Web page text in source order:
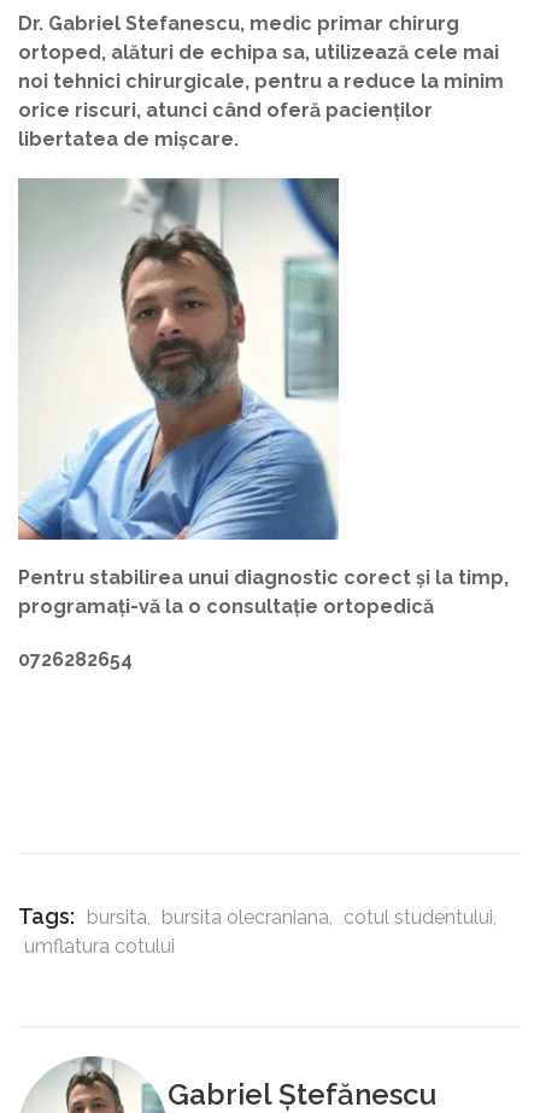
Dr. Gabriel Stefanescu, medic primar chirurg
ortoped, alături de echipa sa, utilizează cele mai
noi tehnici chirurgicale, pentru a reduce la minim
orice riscuri, atunci când oferă pacienților
libertatea de mișcare.
Pentru stabilirea unui diagnostic corect și la timp,
programați-vă la o consultație ortopedică
0726282654
Tags: bursita, bursita olecraniana, cotul studentului,
umflatura cotului
Gabriel Ștefănescu